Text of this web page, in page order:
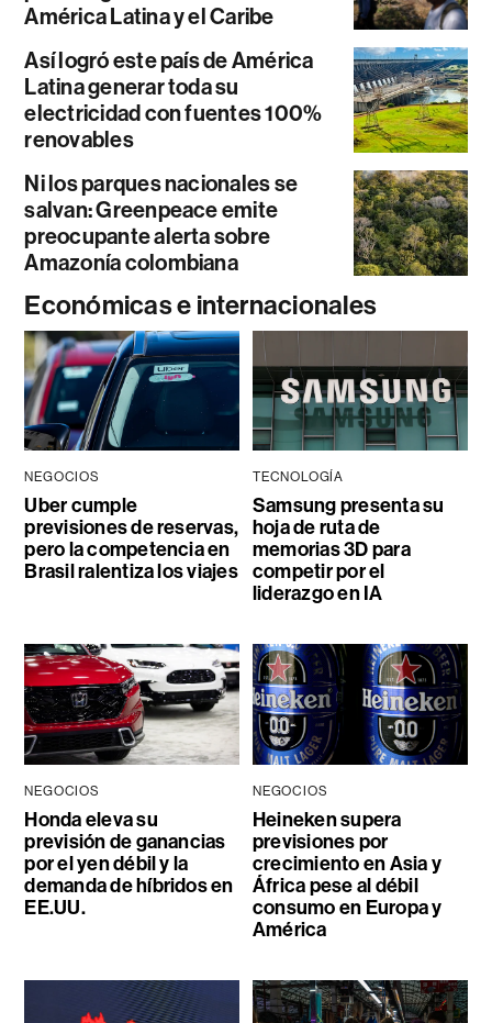
América Latina y el Caribe
Así logró este país de América
Latina generar toda su
electricidad con fuentes 100%
renovables
Ni los parques nacionales se
salvan: Greenpeace emite
preocupante alerta sobre
Amazonía colombiana
Económicas e internacionales
NEGOCIOS
Uber cumple
previsiones de reservas,
pero la competencia en
Brasil ralentiza los viajes
TECNOLOGÍA
Samsung presenta su
hoja de ruta de
memorias 3D para
competir por el
liderazgo en IA
NEGOCIOS
Honda eleva su
previsión de ganancias
por el yen débil y la
demanda de híbridos en
EE.UU.
NEGOCIOS
Heineken supera
previsiones por
crecimiento en Asia y
África pese al débil
consumo en Europa y
América